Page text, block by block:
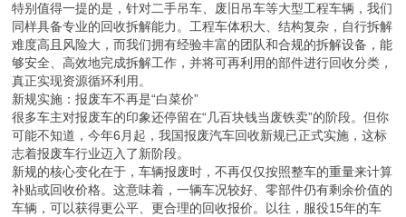
特别值得一提的是，针对二手吊车、废旧吊车等大型工程车辆，我们
同样具备专业的回收拆解能力。工程车体积大、结构复杂，自行拆解
难度高且风险大，而我们拥有经验丰富的团队和合规的拆解设备，能
够安全、高效地完成拆解工作，并将可再利用的部件进行回收分类，
真正实现资源循环利用。
新规实施：报废车不再是“白菜价”
很多车主对报废车的印象还停留在“几百块钱当废铁卖”的阶段。但你
可能不知道，今年6月起，我国报废汽车回收新规已正式实施，这标
志着报废车行业迈入了新阶段。
新规的核心变化在于，车辆报废时，不再仅仅按照整车的重量来计算
补贴或回收价格。这意味着，一辆车况较好、零部件仍有剩余价值的
车辆，可以获得更公平、更合理的回收报价。以往，服役15年的车